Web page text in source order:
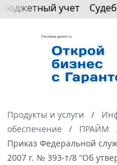
Бюджетный учет
Продукты и услуги
обеспечение
ПРАЙМ
Приказ Федеральной
2007 г. № 393-т/8 “Об